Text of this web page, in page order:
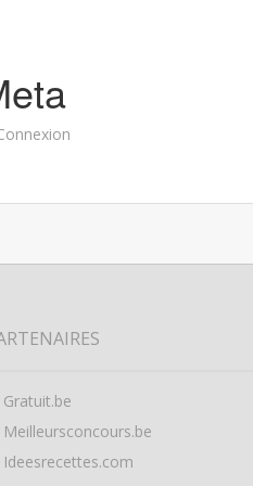
Gratuit.be
Meilleursconcours.be
Ideesrecettes.com